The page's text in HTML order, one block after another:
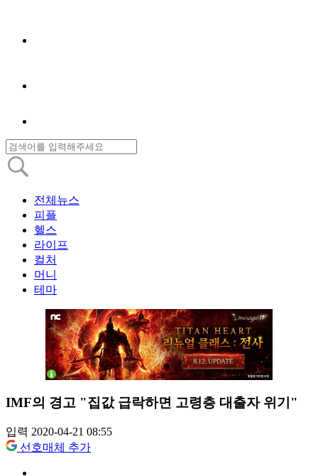
전체뉴스
피플
헬스
라이프
컬처
머니
테마
IMF의 경고 "집값 급락하면 고령층 대출자 위기"
입력 2020-04-21 08:55
선호매체 추가